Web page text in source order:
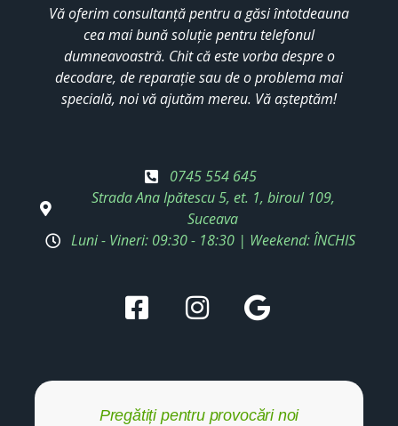
Vă oferim consultanță pentru a găsi întotdeauna
cea mai bună soluție pentru telefonul
dumneavoastră. Chit că este vorba despre o
decodare, de reparație sau de o problema mai
specială, noi vă ajutăm mereu. Vă așteptăm!
0745 554 645
Strada Ana Ipătescu 5, et. 1, biroul 109,
Suceava
Luni - Vineri: 09:30 - 18:30 | Weekend: ÎNCHIS
Pregătiți pentru provocări noi